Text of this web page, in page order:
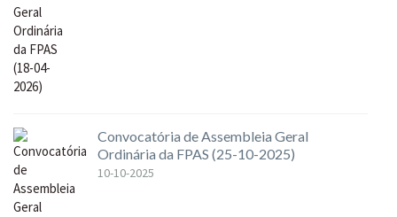
Convocatória de Assembleia Geral
Ordinária da FPAS (25-10-2025)
10-10-2025